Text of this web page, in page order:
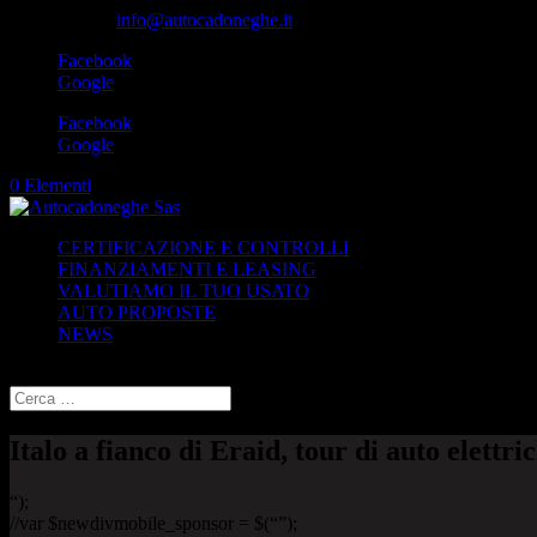
info@autocadoneghe.it
Facebook
Google
Facebook
Google
0 Elementi
CERTIFICAZIONE E CONTROLLI
FINANZIAMENTI E LEASING
VALUTIAMO IL TUO USATO
AUTO PROPOSTE
NEWS
Italo a fianco di Eraid, tour di auto
“);
//var $newdivmobile_sponsor = $(“”);